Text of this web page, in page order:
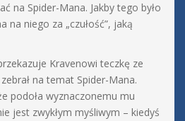
na Spider-Mana. Jakby tego było
na niego za „czułość”, jaką
Kravenowi teczkę ze
na temat Spider-Mana.
podoła wyznaczonemu mu
jest zwykłym myśliwym – kiedyś